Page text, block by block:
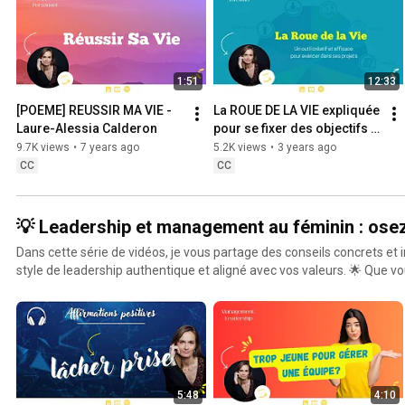
1:51
[POEME] REUSSIR MA VIE -
Laure-Alessia Calderon
9.7K views • 7 years ago
CC
12:33
La ROUE DE LA VIE expliquée
pour se fixer des objectifs
🎯 dans 8 DOMAINES de Vie
rapidement
5.2K views • 3 years ago
CC
💡 Leadership et management au féminin :
Dans cette série de vidéos, je vous partage des conseils concrets et
style de leadership authentique et aligné avec vos valeurs. 🌟 Que vous soyez manager,
vous accompagner. 👉 Ensemble, nous explorerons des thèmes comme la confiance en soi, la
gestion des émotions, la communication assertive et bien d'autres
dans un univers parfois encore dominé par des schémas traditionnels. Prête à révéler votre
potentiel ? Abonnez-vous pour ne rien manquer et faites de votre
impactante. 💼✨
5:48 4:10